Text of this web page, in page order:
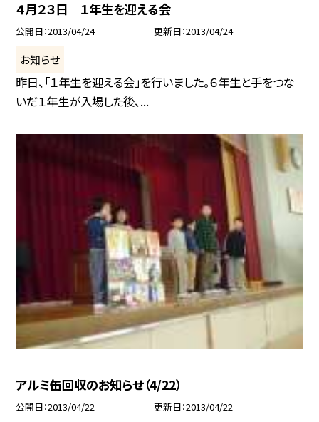
４月２３日 １年生を迎える会
公開日 2013/04/24 更新日 2013/04/24
お知らせ
昨日、「１年生を迎える会」を行いました。６年生と手をつな
いだ１年生が入場した後、...
アルミ缶回収のお知らせ（4/22）
公開日 2013/04/22 更新日 2013/04/22